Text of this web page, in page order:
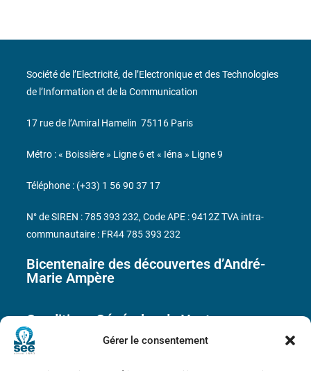
Gérer le consentement
Bicentenaire des découvertes d’André-
Marie Ampère
Conditions Générales de Vente
Société de l’Electricité, de l’Electronique et des Technologies
de l’Information et de la Communication
17 rue de l’Amiral Hamelin 75116 Paris
Métro : « Boissière » Ligne 6 et « Iéna » Ligne 9
Téléphone : (+33) 1 56 90 37 17
N° de SIREN : 785 393 232, Code APE : 9412Z TVA intra-
communautaire : FR44 785 393 232